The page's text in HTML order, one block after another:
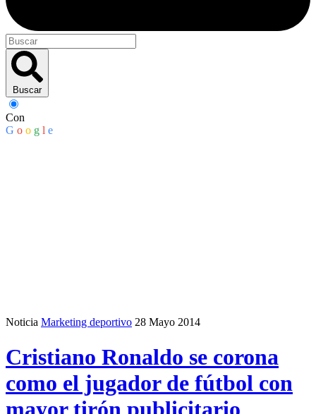
Buscar
Con
G o o g l e
Noticia Marketing deportivo 28 Mayo 2014
Cristiano Ronaldo se corona
como el jugador de fútbol con
mayor tirón publicitario